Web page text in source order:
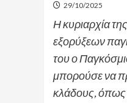
29/10/2025
Η κυριαρχία
εξορύξεων
του ο
μπορούσε να
κλάδους,